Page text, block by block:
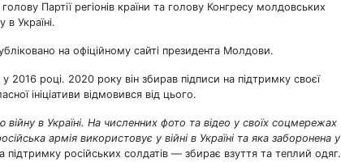
Партії регіонів країни та голову Конгресу молдовських
в Україні.
на офіційному сайті президента Молдови.
2016 році. 2020 року він збирав підписи на підтримку своєї
ініціативи відмовився від цього.
війну в Україні. На численних фото та відео у своїх соцмережах
армія використовує у війні в Україні та яка заборонена у
російських солдатів — збирає взуття та теплий одяг.